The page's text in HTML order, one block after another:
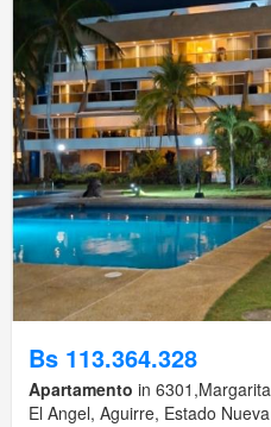
Bs 113.364.328
Apartamento in
El Angel, Aguirre, Estado